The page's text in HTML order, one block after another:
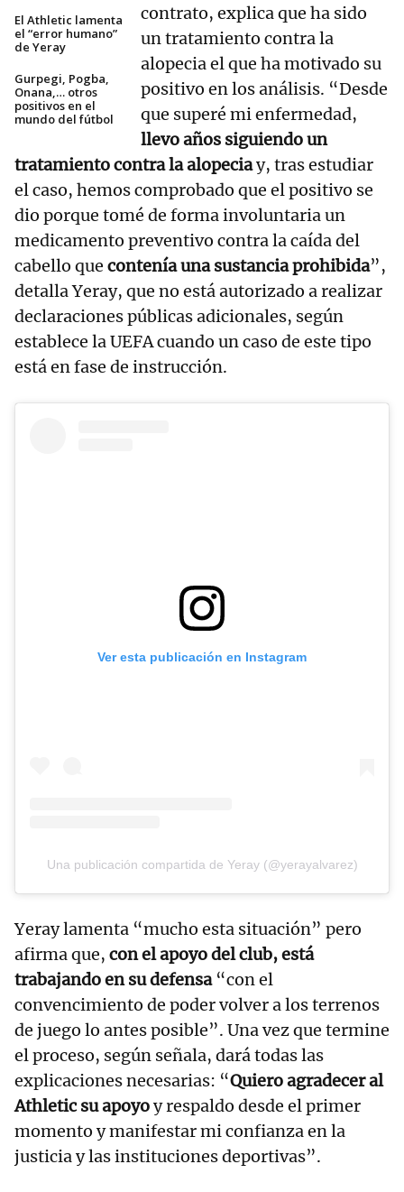
El Athletic lamenta
el “error humano”
de Yeray
Gurpegi, Pogba,
Onana,… otros
positivos en el
mundo del fútbol
contrato, explica que ha sido
un tratamiento contra la
alopecia el que ha motivado su
positivo en los análisis. “Desde
que superé mi enfermedad,
llevo años siguiendo un
tratamiento contra la alopeciay, tras estudiar
el caso, hemos comprobado que el positivo se
dio porque tomé de forma involuntaria un
medicamento preventivo contra la caída del
cabello que contenía una sustancia prohibida”,
detalla Yeray, que no está autorizado a realizar
declaraciones públicas adicionales, según
establece la UEFA cuando un caso de este tipo
está en fase de instrucción.
Ver esta publicación en Instagram
Una publicación compartida de Yeray (@yerayalvarez)
Yeray lamenta “mucho esta situación” pero
afirma que, con el apoyo del club, está
trabajando en su defensa“con el
convencimiento de poder volver a los terrenos
de juego lo antes posible”. Una vez que termine
el proceso, según señala, dará todas las
explicaciones necesarias: “Quiero agradecer al
Athletic su apoyoy respaldo desde el primer
momento y manifestar mi confianza en la
justicia y las instituciones deportivas”.